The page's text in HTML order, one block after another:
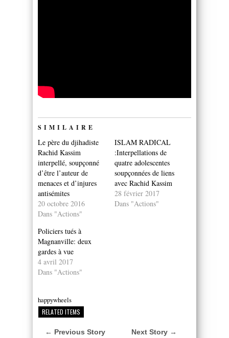
SIMILAIRE
Le père du djihadiste
Rachid Kassim
interpellé, soupçonné
d’être l’auteur de
menaces et d’injures
antisémites
20 octobre 2016
Dans "Actions"
ISLAM RADICAL
:Interpellations de
quatre adolescentes
soupçonnées de liens
avec Rachid Kassim
28 février 2017
Dans "Actions"
Policiers tués à
Magnanville: deux
gardes à vue
4 avril 2017
Dans "Actions"
happywheels
RELATED ITEMS
← Previous Story Next Story →